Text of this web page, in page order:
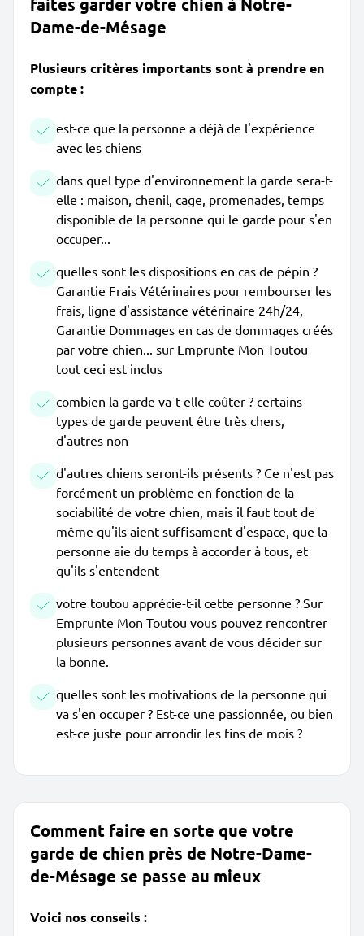
Dame-de-Mésage
Plusieurs critères importants sont à prendre en
compte :
est-ce que la personne a déjà de l'expérience
avec les chiens
dans quel type d'environnement la garde sera-t-
elle : maison, chenil, cage, promenades, temps
disponible de la personne qui le garde pour s'en
occuper...
quelles sont les dispositions en cas de pépin ?
Garantie Frais Vétérinaires pour rembourser les
frais, ligne d'assistance vétérinaire 24h/24,
Garantie Dommages en cas de dommages créés
par votre chien... sur Emprunte Mon Toutou
tout ceci est inclus
combien la garde va-t-elle coûter ? certains
types de garde peuvent être très chers,
d'autres non
d'autres chiens seront-ils présents ? Ce n'est pas
forcément un problème en fonction de la
sociabilité de votre chien, mais il faut tout de
même qu'ils aient suffisament d'espace, que la
personne aie du temps à accorder à tous, et
qu'ils s'entendent
votre toutou apprécie-t-il cette personne ? Sur
Emprunte Mon Toutou vous pouvez rencontrer
plusieurs personnes avant de vous décider sur
la bonne.
quelles sont les motivations de la personne qui
va s'en occuper ? Est-ce une passionnée, ou bien
est-ce juste pour arrondir les fins de mois ?
Comment faire en sorte que votre
garde de chien près de Notre-Dame-
de-Mésage se passe au mieux
Voici nos conseils :